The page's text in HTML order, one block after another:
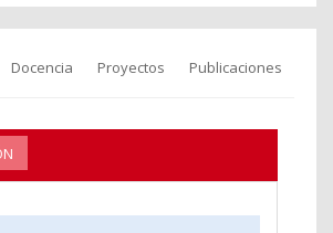
Docencia Proyectos Publicaciones